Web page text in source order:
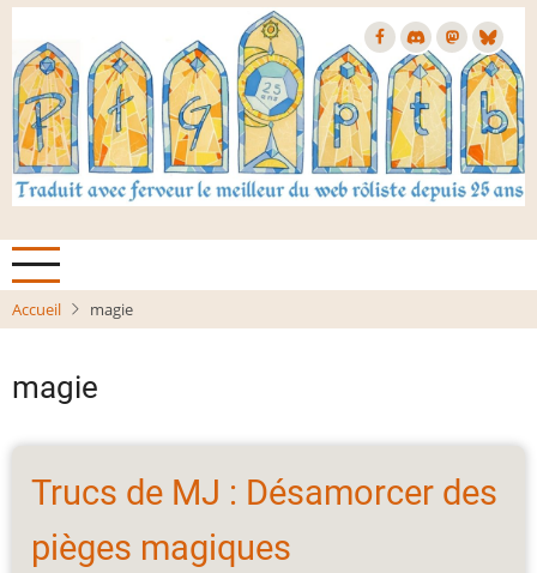
Aller
contenu
principal
Accueil magie
magie
Trucs de MJ : Désamorcer des
pièges magiques